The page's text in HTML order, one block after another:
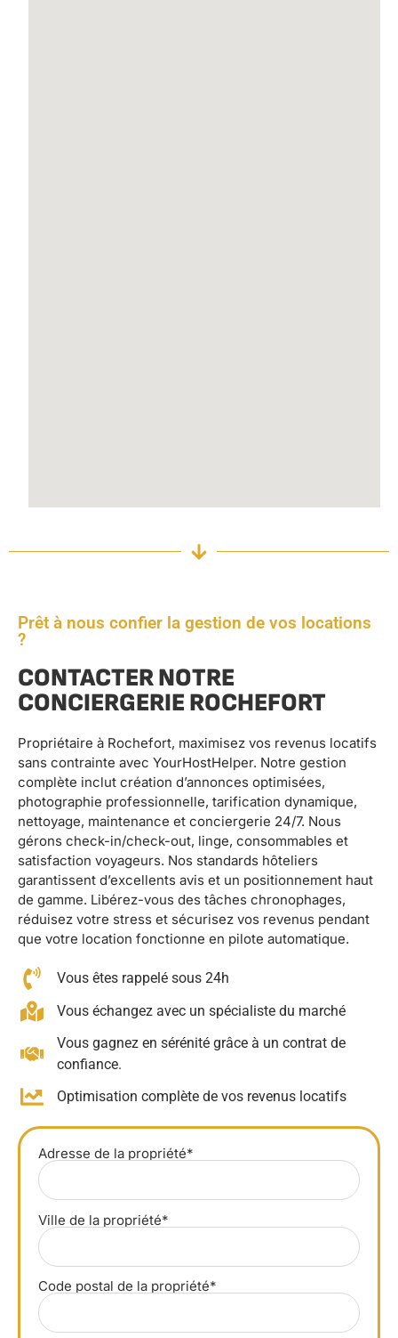
Prêt à nous confier la gestion de vos locations
?
CONTACTER NOTRE
CONCIERGERIE ROCHEFORT
Propriétaire à Rochefort, maximisez vos revenus locatifs
sans contrainte avec YourHostHelper. Notre gestion
complète inclut création d’annonces optimisées,
photographie professionnelle, tarification dynamique,
nettoyage, maintenance et conciergerie 24/7. Nous
gérons check-in/check-out, linge, consommables et
satisfaction voyageurs. Nos standards hôteliers
garantissent d’excellents avis et un positionnement haut
de gamme. Libérez-vous des tâches chronophages,
réduisez votre stress et sécurisez vos revenus pendant
que votre location fonctionne en pilote automatique.
Vous êtes rappelé sous 24h
Vous échangez avec un spécialiste du marché
Vous gagnez en sérénité grâce à un contrat de
confiance.
Optimisation complète de vos revenus locatifs
Adresse de la propriété*
Ville de la propriété*
Code postal de la propriété*